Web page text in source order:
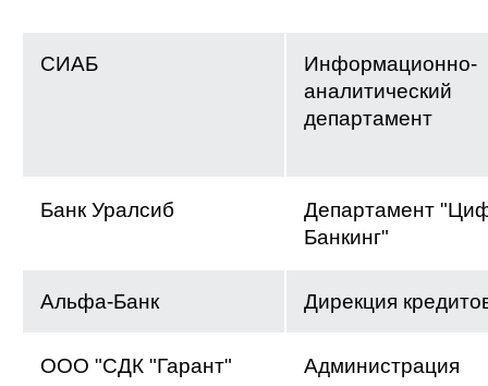
СИАБ
Информационно-
аналитический
департамент
Банк Уралсиб
Департамент
Банкинг"
Альфа-Банк Дирекция
ООО "СДК "Гарант" Администрация